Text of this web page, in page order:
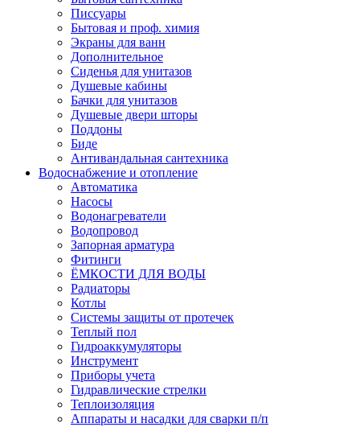
Писсуары
Бытовая и проф. химия
Экраны для ванн
Дополнительное
Сиденья для унитазов
Душевые кабины
Бачки для унитазов
Душевые двери шторы
Поддоны
Биде
Антивандальная сантехника
Водоснабжение и отопление
Автоматика
Насосы
Водонагреватели
Водопровод
Запорная арматура
Фитинги
ЁМКОСТИ ДЛЯ ВОДЫ
Радиаторы
Котлы
Системы защиты от протечек
Теплый пол
Гидроаккумуляторы
Инструмент
Приборы учета
Гидравлические стрелки
Теплоизоляция
Аппараты и насадки для сварки п/п